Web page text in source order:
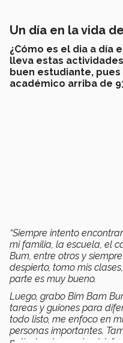
Un día en la vida
¿Cómo es el dia a día
lleva estas
buen estudiante,
académico arriba de
“Siempre intento
mi familia, la escuela, el
Bum, entre otros y
despierto, tomo mis
parte es muy bueno.
Luego, grabo Bim Bam
tareas y guiones para
todo listo, me enfoco en
personas importantes.